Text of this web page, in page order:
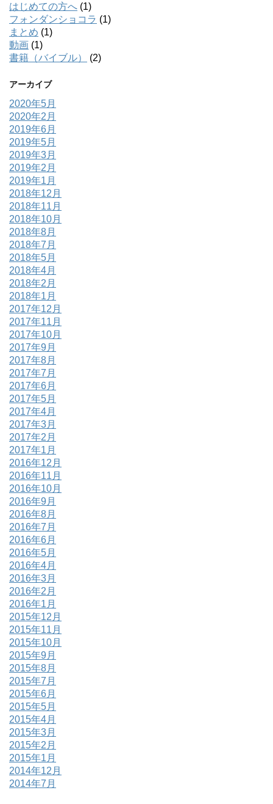
はじめての方へ (1)
フォンダンショコラ (1)
まとめ (1)
動画 (1)
書籍（バイブル）
(2)
アーカイブ
2020年5月
2020年2月
2019年6月
2019年5月
2019年3月
2019年2月
2019年1月
2018年12月
2018年11月
2018年10月
2018年8月
2018年7月
2018年5月
2018年4月
2018年2月
2018年1月
2017年12月
2017年11月
2017年10月
2017年9月
2017年8月
2017年7月
2017年6月
2017年5月
2017年4月
2017年3月
2017年2月
2017年1月
2016年12月
2016年11月
2016年10月
2016年9月
2016年8月
2016年7月
2016年6月
2016年5月
2016年4月
2016年3月
2016年2月
2016年1月
2015年12月
2015年11月
2015年10月
2015年9月
2015年8月
2015年7月
2015年6月
2015年5月
2015年4月
2015年3月
2015年2月
2015年1月
2014年12月
2014年7月